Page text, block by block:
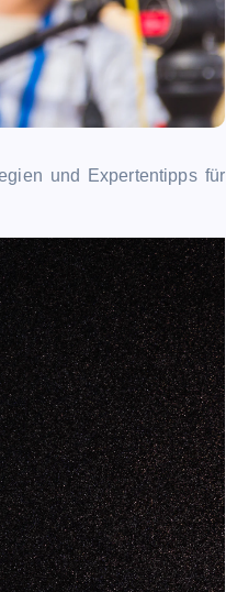
und Expertentipps für